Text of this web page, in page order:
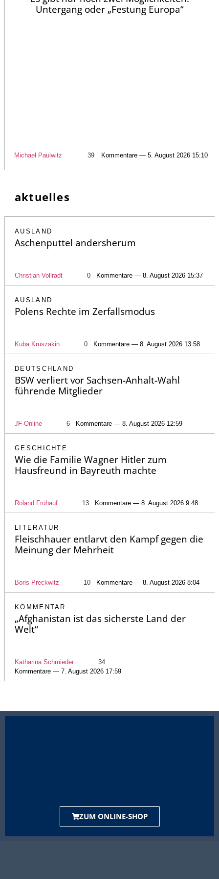
Untergang oder „Festung Europa“
Michael Paulwitz 39 Kommentare — 5. August 2026 15:10
aktuelles
AUSLAND
Aschenputtel andersherum
Christian Vollradt 0 Kommentare — 8. August 2026 15:37
AUSLAND
Polens Rechte im Zerfallsmodus
Kuba Kruszakin 0 Kommentare — 8. August 2026 13:58
DEUTSCHLAND
BSW verliert vor Sachsen-Anhalt-Wahl
führende Mitglieder
JF-Online 6 Kommentare — 8. August 2026 12:59
GESCHICHTE
Wie die Familie Wagner Hitler zum
Hausfreund in Bayreuth machte
Roland Frühauf 13 Kommentare — 8. August 2026 9:48
LITERATUR
Fleischhauer entlarvt den Kampf gegen die
Meinung der Mehrheit
Boris Preckwitz 10 Kommentare — 8. August 2026 8:04
KOMMENTAR
„Afghanistan ist das sicherste Land der
Welt“
Katharina Schmieder
34
Kommentare — 7. August 2026 17:59
ZUM ONLINE-SHOP